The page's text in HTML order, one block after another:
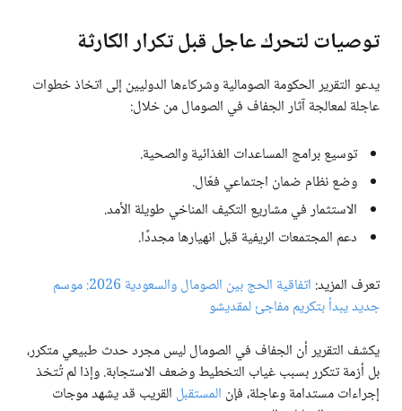
توصيات لتحرك عاجل قبل تكرار الكارثة
يدعو التقرير الحكومة الصومالية وشركاءها الدوليين إلى اتخاذ خطوات
عاجلة لمعالجة آثار الجفاف في الصومال من خلال:
توسيع برامج المساعدات الغذائية والصحية.
وضع نظام ضمان اجتماعي فعّال.
الاستثمار في مشاريع التكيف المناخي طويلة الأمد.
دعم المجتمعات الريفية قبل انهيارها مجددًا.
تعرف المزيد:
اتفاقية الحج بين الصومال والسعودية 2026: موسم
جديد يبدأ بتكريم مفاجئ لمقديشو
يكشف التقرير أن الجفاف في الصومال ليس مجرد حدث طبيعي متكرر،
بل أزمة تتكرر بسبب غياب التخطيط وضعف الاستجابة. وإذا لم تُتخذ
إجراءات مستدامة وعاجلة، فإن المستقبل القريب قد يشهد موجات